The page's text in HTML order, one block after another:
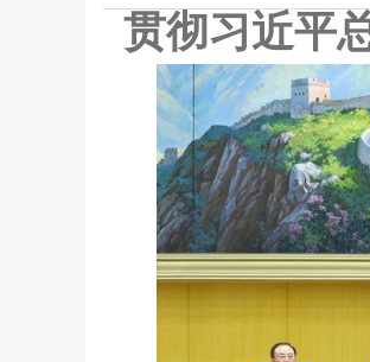
贯彻习近平
神 对落